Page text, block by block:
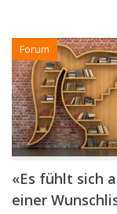
Forum
«Es fühlt sich
einer